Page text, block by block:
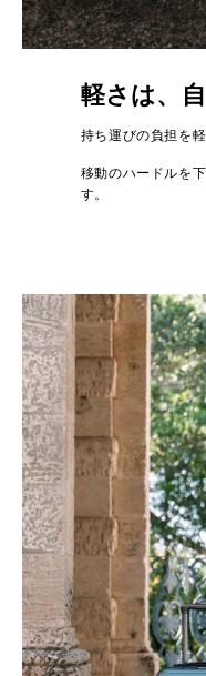
軽さは、
持ち運びの負担を
移動のハードルを
す。